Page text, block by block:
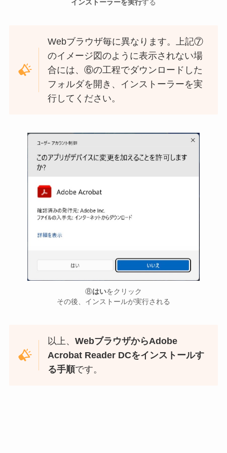
インストーラーを実行する
Webブラウザ毎に異なります。上記⑦
のイメージ図のように表示されない場
合には、⑥の工程でダウンロードした
フォルダを開き、インストーラーを実
行してください。
⑧はいをクリック
その後、インストールが実行される
以上、WebブラウザからAdobe
Acrobat Reader DCをインストールす
る手順です。